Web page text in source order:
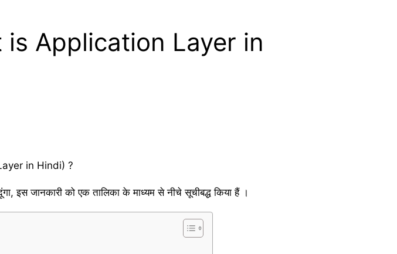
is Application Layer in
in Hindi) ?
इस जानकारी को एक तालिका के माध्यम से नीचे सूचीबद्ध किया हैं ।